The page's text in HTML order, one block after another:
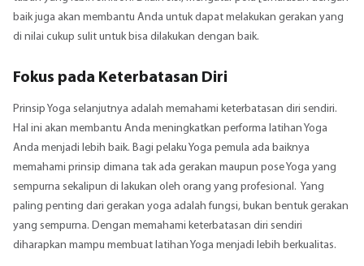
baik juga akan membantu Anda untuk dapat melakukan gerakan yang
di nilai cukup sulit untuk bisa dilakukan dengan baik.
Fokus pada Keterbatasan Diri
Prinsip Yoga selanjutnya adalah memahami keterbatasan diri sendiri.
Hal ini akan membantu Anda meningkatkan performa latihan Yoga
Anda menjadi lebih baik. Bagi pelaku Yoga pemula ada baiknya
memahami prinsip dimana tak ada gerakan maupun pose Yoga yang
sempurna sekalipun di lakukan oleh orang yang profesional. Yang
paling penting dari gerakan yoga adalah fungsi, bukan bentuk gerakan
yang sempurna. Dengan memahami keterbatasan diri sendiri
diharapkan mampu membuat latihan Yoga menjadi lebih berkualitas.